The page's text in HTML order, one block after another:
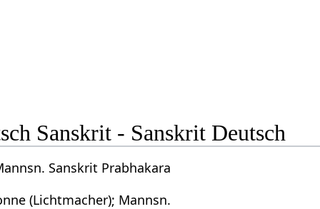
Sanskrit - Sanskrit Deutsch
Sanskrit Prabhakara
(Lichtmacher); Mannsn.